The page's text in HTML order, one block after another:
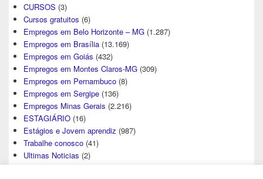
CURSOS (3)
Cursos gratuitos (6)
Empregos em Belo Horizonte – MG (1.287)
Empregos em Brasília (13.169)
Empregos em Goiás (432)
Empregos em Montes Claros-MG (309)
Empregos em Pernambuco (8)
Empregos em Sergipe (136)
Empregos Minas Gerais (2.216)
ESTAGIÁRIO (16)
Estágios e Jovem aprendiz (987)
Trabalhe conosco (41)
Ultimas Noticias (2)